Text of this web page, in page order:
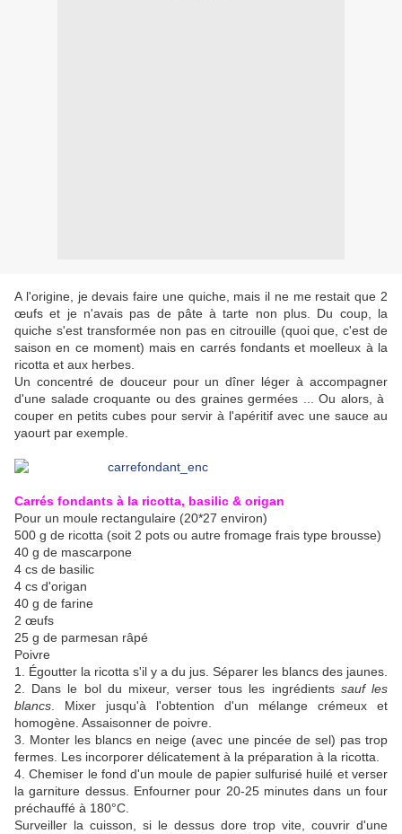
A l'origine, je devais faire une quiche, mais il ne me restait que 2
œufs et je n'avais pas de pâte à tarte non plus. Du coup, la
quiche s'est transformée non pas en citrouille (quoi que, c'est de
saison en ce moment) mais en carrés fondants et moelleux à la
ricotta et aux herbes.
Un concentré de douceur pour un dîner léger à accompagner
d'une salade croquante ou des graines germées ... Ou alors, à
couper en petits cubes pour servir à l'apéritif avec une sauce au
yaourt par exemple.
Carrés fondants à la ricotta, basilic & origan
Pour un moule rectangulaire (20*27 environ)
500 g de ricotta (soit 2 pots ou autre fromage frais type brousse)
40 g de mascarpone
4 cs de basilic
4 cs d'origan
40 g de farine
2 œufs
25 g de parmesan râpé
Poivre
1. Égoutter la ricotta s'il y a du jus. Séparer les blancs des jaunes.
2. Dans le bol du mixeur, verser tous les ingrédients sauf les
blancs . Mixer jusqu'à l'obtention d'un mélange crémeux et
homogène. Assaisonner de poivre.
3. Monter les blancs en neige (avec une pincée de sel) pas trop
fermes. Les incorporer délicatement à la préparation à la ricotta.
4. Chemiser le fond d'un moule de papier sulfurisé huilé et verser
la garniture dessus. Enfourner pour 20-25 minutes dans un four
préchauffé à 180°C.
Surveiller la cuisson, si le dessus dore trop vite, couvrir d'une